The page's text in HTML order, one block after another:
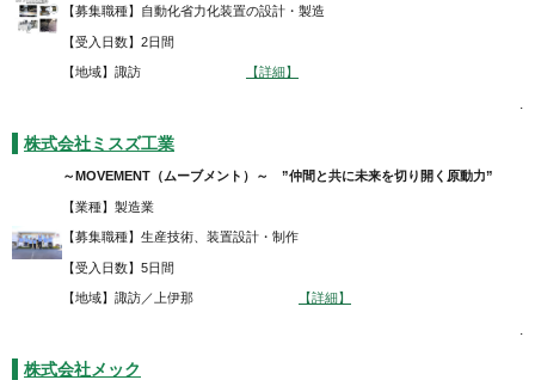
【募集職種】自動化省力化装置の設計・製造
【受入日数】2日間
【地域】諏訪 【詳細】
.
株式会社ミスズ工業
～MOVEMENT（ムーブメント）～ ”仲間と共に未来を切り開く原動力”
【業種】製造業
【募集職種】生産技術、装置設計・制作
【受入日数】5日間
【地域】諏訪／上伊那 【詳細】
.
株式会社メック